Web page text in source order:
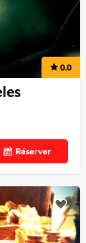
0.0
Réserver